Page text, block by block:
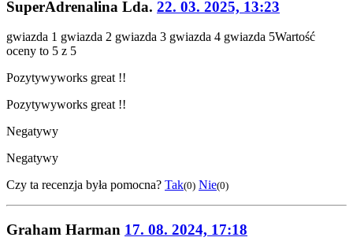
SuperAdrenalina Lda. 22. 03. 2025, 13:23
gwiazda 1 gwiazda 2 gwiazda 3 gwiazda 4 gwiazda 5Wartość
oceny to 5 z 5
Pozytywyworks great !!
Pozytywyworks great !!
Negatywy
Negatywy
Czy ta recenzja była pomocna? Tak(0) Nie(0)
Graham Harman 17. 08. 2024, 17:18